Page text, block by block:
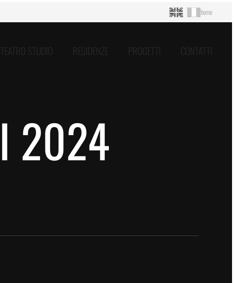
home
TEATRO STUDIO RESIDENZE PROGETTI CONTATTI
2024